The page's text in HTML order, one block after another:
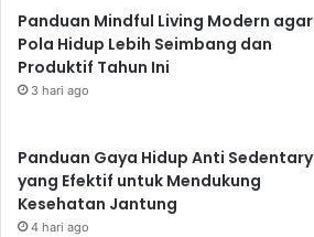
Panduan Mindful Living Modern agar
Pola Hidup Lebih Seimbang dan
Produktif Tahun Ini
3 hari ago
Panduan Gaya Hidup Anti Sedentary
yang Efektif untuk Mendukung
Kesehatan Jantung
4 hari ago